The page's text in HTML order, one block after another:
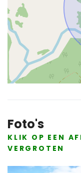
Foto's
KLIK OP EEN
VERGROTEN